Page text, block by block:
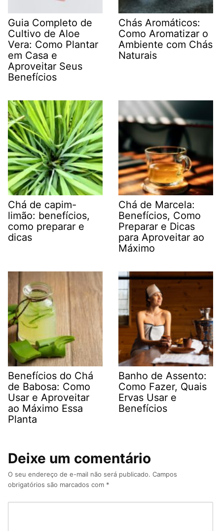
Guia Completo de
Cultivo de Aloe
Vera: Como Plantar
em Casa e
Aproveitar Seus
Benefícios
Chás Aromáticos:
Como Aromatizar o
Ambiente com Chás
Naturais
Chá de capim-
limão: benefícios,
como preparar e
dicas
Chá de Marcela:
Benefícios, Como
Preparar e Dicas
para Aproveitar ao
Máximo
Benefícios do Chá
de Babosa: Como
Usar e Aproveitar
ao Máximo Essa
Planta
Banho de Assento:
Como Fazer, Quais
Ervas Usar e
Benefícios
Deixe um comentário
O seu endereço de e-mail não será publicado. Campos
obrigatórios são marcados com *